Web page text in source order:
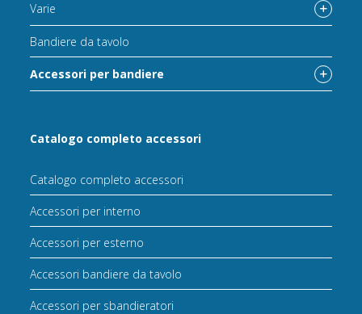
Varie
Bandiere da tavolo
Accessori per bandiere
Catalogo completo accessori
Catalogo completo accessori
Accessori per interno
Accessori per esterno
Accessori bandiere da tavolo
Accessori per sbandieratori